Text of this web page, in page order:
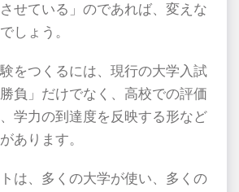
させている」のであれば、変えな
しょう。
をつくるには、現行の大学入試
負」だけでなく、高校での評価
学力の到達度を反映する形など
あります。
は、多くの大学が使い、多くの